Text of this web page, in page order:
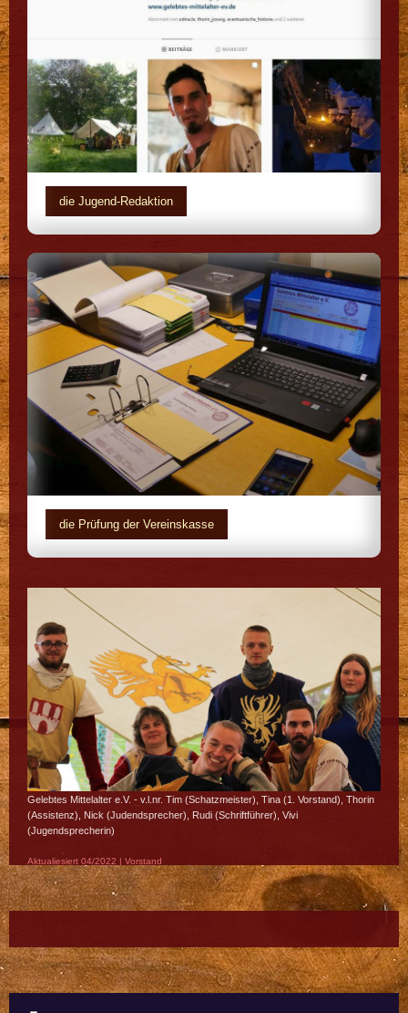
die Jugend-Redaktion
die Prüfung der Vereinskasse
Gelebtes Mittelalter e.V. - v.l.nr. Tim (Schatzmeister), Tina (1. Vorstand), Thorin
(Assistenz), Nick (Judendsprecher), Rudi (Schriftführer), Vivi
(Jugendsprecherin)
Aktualiesiert 04/2022 | Vorstand